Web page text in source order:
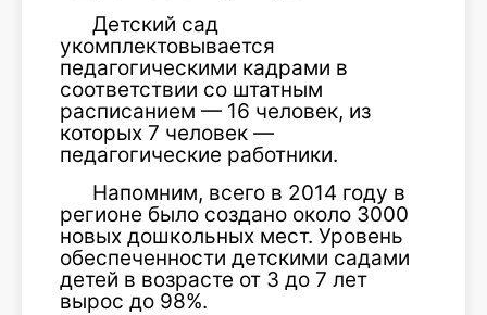
Детский сад
укомплектовывается
педагогическими кадрами в
соответствии со штатным
расписанием — 16 человек, из
которых 7 человек —
педагогические работники.
Напомним, всего в 2014 году в
регионе было создано около 3000
новых дошкольных мест. Уровень
обеспеченности детскими садами
детей в возрасте от 3 до 7 лет
вырос до 98%.